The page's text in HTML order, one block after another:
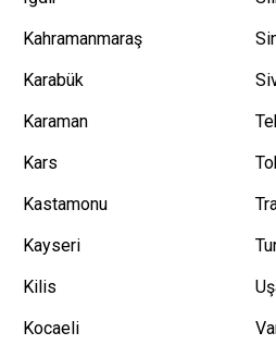
Kahramanmaraş
Karabük
Karaman
Kars
Kastamonu
Kayseri
Kilis
Kocaeli